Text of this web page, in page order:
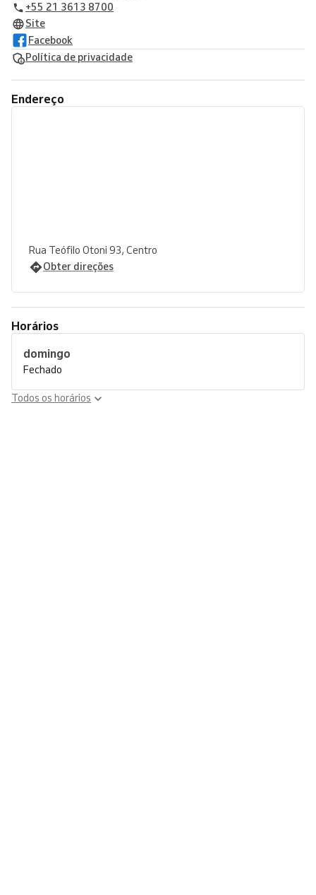
+55 21 3613 8700
Site
Facebook
Política de privacidade
Endereço
Rua Teófilo Otoni 93, Centro
Obter direções
Horários
domingo
Fechado
Todos os horários